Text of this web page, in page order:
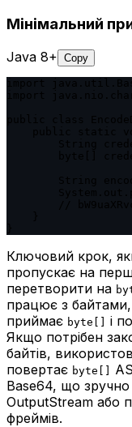
Мінімальний
Java 8+ Copy
String
byte[]
String
//
Ключовий крок,
пропускає на
перетворити на
працює з
приймає byte[] і
Якщо потрібен
байтів,
повертає byte[]
Base64, що
OutputStream або
фреймів.